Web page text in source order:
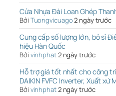
Cửa Nhựa Đài Loan Ghép
Bởi Tuongvicuago2 ngày trước
Cung cấp số lượng lớn, bỏ sỉ
hiệu Hàn Quốc
Bởi vinhphat2 ngày trước
Hỗ trợ giá tốt nhất cho công
DAIKIN FVFC Inverter, Xuất xứ
Bởi vinhphat2 ngày trước